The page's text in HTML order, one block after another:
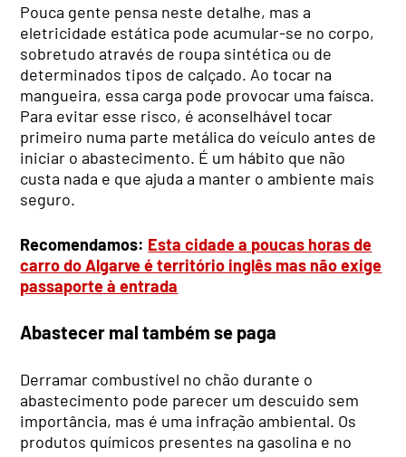
Pouca gente pensa neste detalhe, mas a
eletricidade estática pode acumular-se no corpo,
sobretudo através de roupa sintética ou de
determinados tipos de calçado. Ao tocar na
mangueira, essa carga pode provocar uma faísca.
Para evitar esse risco, é aconselhável tocar
primeiro numa parte metálica do veículo antes de
iniciar o abastecimento. É um hábito que não
custa nada e que ajuda a manter o ambiente mais
seguro.
Recomendamos: Esta cidade a poucas horas de
carro do Algarve é território inglês mas não exige
passaporte à entrada
Abastecer mal também se paga
Derramar combustível no chão durante o
abastecimento pode parecer um descuido sem
importância, mas é uma infração ambiental. Os
produtos químicos presentes na gasolina e no